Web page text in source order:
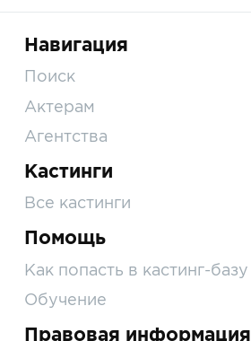
Навигация
Поиск
Актерам
Агентства
Кастинги
Все кастинги
Помощь
Как попасть в кастинг-базу
Обучение
Правовая информация